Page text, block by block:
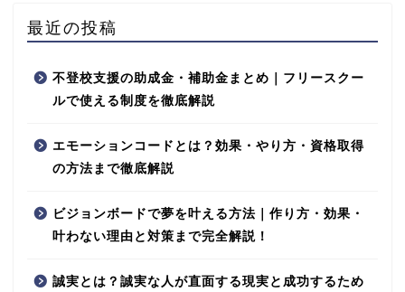
最近の投稿
不登校支援の助成金・補助金まとめ｜フリースクー
ルで使える制度を徹底解説
エモーションコードとは？効果・やり方・資格取得
の方法まで徹底解説
ビジョンボードで夢を叶える方法｜作り方・効果・
叶わない理由と対策まで完全解説！
誠実とは？誠実な人が直面する現実と成功するため